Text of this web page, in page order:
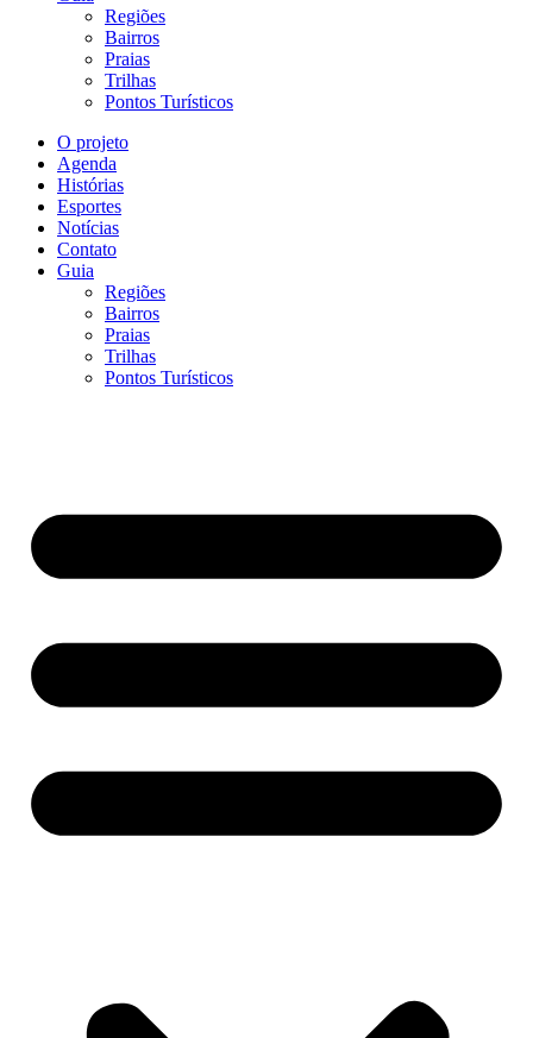
Regiões
Bairros
Praias
Trilhas
Pontos Turísticos
O projeto
Agenda
Histórias
Esportes
Notícias
Contato
Guia
Regiões
Bairros
Praias
Trilhas
Pontos Turísticos